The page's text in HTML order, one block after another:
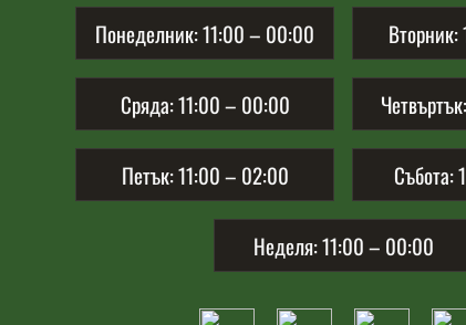
Понеделник:11:00 – 00:00 Вторник:
Сряда:11:00 – 00:00 Четвъртък:
Петък:11:00 – 02:00 Събота:
Неделя:11:00 – 00:00